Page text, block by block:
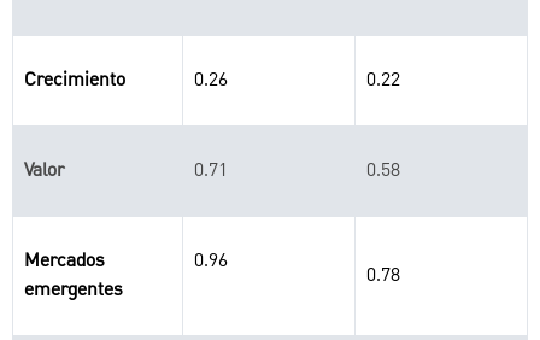
Crecimiento 0.26 0.22
Valor 0.71 0.58
Mercados
emergentes
0.96 0.78